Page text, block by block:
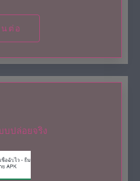
ต่อ
บปล่อยจริง